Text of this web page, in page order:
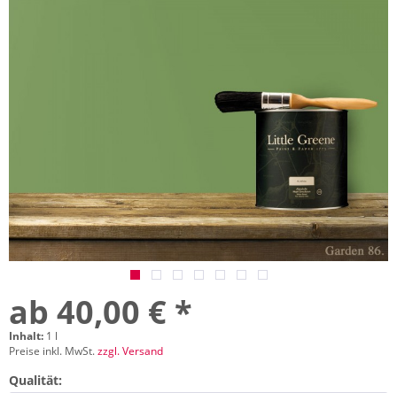
ab 40,00 € *
Inhalt: 1 l
Preise inkl. MwSt.zzgl. Versand
Qualität: